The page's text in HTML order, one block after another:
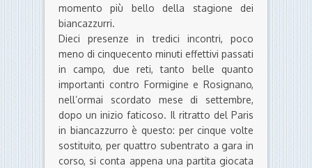
momento più bello della stagione dei
biancazzurri.
Dieci presenze in tredici incontri, poco
meno di cinquecento minuti effettivi passati
in campo, due reti, tanto belle quanto
importanti contro Formigine e Rosignano,
nell’ormai scordato mese di settembre,
dopo un inizio faticoso. Il ritratto del Paris
in biancazzurro è questo: per cinque volte
sostituito, per quattro subentrato a gara in
corso, si conta appena una partita giocata